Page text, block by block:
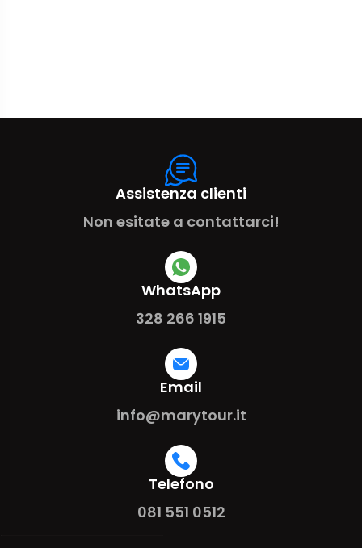
Assistenza clienti
Non esitate a contattarci!
WhatsApp
328 266 1915
Email
info@marytour.it
Telefono
081 551 0512